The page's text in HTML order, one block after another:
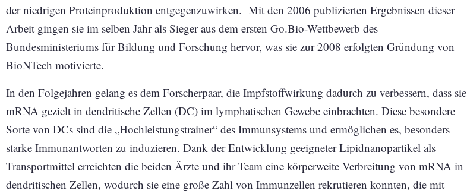
der niedrigen Proteinproduktion entgegenzuwirken. Mit den 2006 publizierten Ergebnissen dieser
Arbeit gingen sie im selben Jahr als Sieger aus dem ersten Go.Bio-Wettbewerb des
Bundesministeriums für Bildung und Forschung hervor, was sie zur 2008 erfolgten Gründung von
BioNTech motivierte.
In den Folgejahren gelang es dem Forscherpaar, die Impfstoffwirkung dadurch zu verbessern, dass sie
mRNA gezielt in dendritische Zellen (DC) im lymphatischen Gewebe einbrachten. Diese besondere
Sorte von DCs sind die „Hochleistungstrainer“ des Immunsystems und ermöglichen es, besonders
starke Immunantworten zu induzieren. Dank der Entwicklung geeigneter Lipidnanopartikel als
Transportmittel erreichten die beiden Ärzte und ihr Team eine körperweite Verbreitung von mRNA in
dendritischen Zellen, wodurch sie eine große Zahl von Immunzellen rekrutieren konnten, die mit